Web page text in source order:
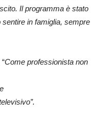
Il programma è stato
sentire in famiglia, sempre
Come professionista non